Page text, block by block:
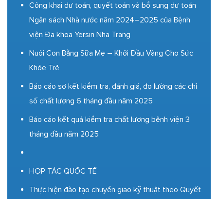
Công khai dự toán, quyết toán và bổ sung dự toán
Ngân sách Nhà nước năm 2024–2025 của Bệnh
viện Đa khoa Yersin Nha Trang
Nuôi Con Bằng Sữa Mẹ – Khởi Đầu Vàng Cho Sức
Khỏe Trẻ
Báo cáo sơ kết kiểm tra, đánh giá, đo lường các chỉ
số chất lượng 6 tháng đầu năm 2025
Báo cáo kết quả kiểm tra chất lượng bệnh viện 3
tháng đầu năm 2025
HỢP TÁC QUỐC TẾ
Thực hiện đào tạo chuyển giao kỹ thuật theo Quyết